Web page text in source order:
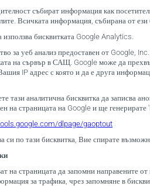
събират информация как
Всичката информация, събирана от
бисквитката Google Analytics.
за уеб анализ предоставен от Google,
на сървър в САЩ. Google може да
IP адрес с която и да е друга
тази аналитична бисквитка да записва
на страницата на Google и ще
dlpage/gaoptout
си по тази бисквитка, Вие спирате
на страницата да запомни направените
за трафика, чрез запомняне в